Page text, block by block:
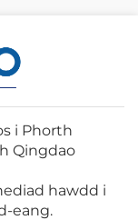
i Phorth
Qingdao
hawdd i
eang.